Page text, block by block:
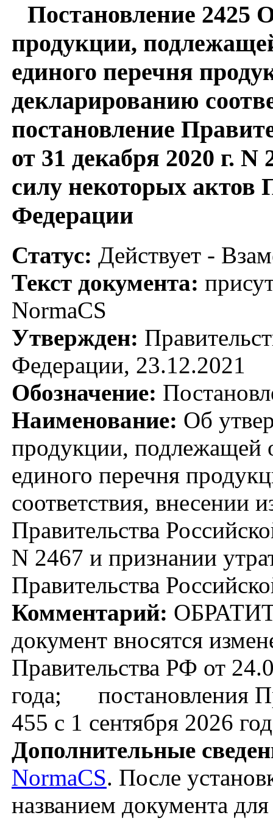
Постановление 2425
продукции,
единого перечня
декларированию
постановление
от 31 декабря 2020 г.
силу некоторых актов
Федерации
Статус: Действует -
Текст документа:
NormaCS
Утвержден:
Федерации, 23.12.2021
Обозначение:
Наименование: Об
продукции, подлежащей
единого перечня
соответствия, внесении
Правительства
N 2467 и признании
Правительства
Комментарий:
документ вносятся
Правительства РФ от
года; постановления
455 с 1 сентября 2026
Дополнительные
NormaCS. После
названием документа